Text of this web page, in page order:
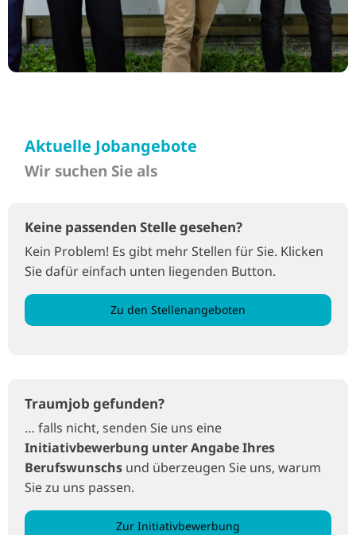
Aktuelle Jobangebote
Wir suchen Sie als
Keine passenden Stelle gesehen?
Kein Problem! Es gibt mehr Stellen für Sie. Klicken
Sie dafür einfach unten liegenden Button.
Zu den Stellenangeboten
Traumjob gefunden?
… falls nicht, senden Sie uns eine
Initiativbewerbung unter Angabe Ihres
Berufswunschsund überzeugen Sie uns, warum
Sie zu uns passen.
Zur Initiativbewerbung